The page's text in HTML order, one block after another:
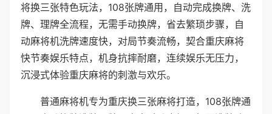
将换三张特色玩法，108张牌通用，自动完成换牌、洗
牌、理牌全流程，无需手动换牌，省去繁琐步骤，自
动麻将机洗牌速度快，对局节奏流畅，契合重庆麻将
快节奏娱乐特点，机身抗摔耐磨，连续娱乐无压力，
沉浸式体验重庆麻将的刺激与欢乐。
普通麻将机专为重庆换三张麻将打造，108张牌通